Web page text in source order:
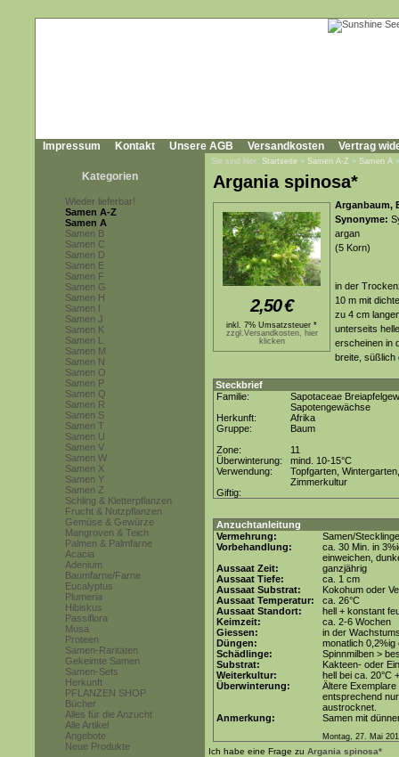
Impressum Kontakt Unsere AGB Versandkosten Vertrag
Kategorien
Wieder lieferbar!
Samen A-Z
Samen A
Samen B
Samen C
Samen D
Samen E
Samen F
Samen G
Samen H
Samen I
Samen J
Samen K
Samen L
Samen M
Samen N
Samen O
Samen P
Samen Q
Samen R
Samen S
Samen T
Samen U
Samen V
Samen W
Samen X
Samen Y
Samen Z
Schling & Kletterpflanzen
Frucht & Nutzpflanzen
Gemüse & Gewürze
Mangroven & Teich
Palmen & Palmfarne
Acacia
Adenium
Baumfarne/Farne
Eucalyptus
Plumeria
Hibiskus
Passiflora
Musa
Proteen
Samen-Raritäten
Gekeimte Samen
Samen-Sets
Herkunft
PFLANZEN SHOP
Bücher
Alles für die Anzucht
Alle Artikel
Angebote
Neue Produkte
Sie sind hier: Startseite » Samen A-Z » Samen A
Argania spinosa*
2,50€
inkl. 7% Umsatzsteuer *
zzgl.Versandkosten, hier
klicken
Arganbaum,
Synonyme:
argan
(5 Korn)
in der
10 m mit
zu 4 cm
unterseits
erscheinen in
breite, süßlich
Steckbrief
Familie:
Sapotaceae
Sapotengewächse
Herkunft:
Afrika
Gruppe:
Baum
Zone:
11
Überwinterung:
mind. 10-15°C
Verwendung:
Topfgarten, Wintergarten,
Zimmerkultur
Giftig:
Anzuchtanleitung
Vermehrung:
Samen/Stecklinge
Vorbehandlung:
ca. 30 Min. in
einweichen,
Aussaat Zeit:
ganzjährig
Aussaat Tiefe:
ca. 1 cm
Aussaat Substrat:
Kokohum oder
Aussaat Temperatur:
ca. 26°C
Aussaat Standort:
hell + konstant
Keimzeit:
ca. 2-6 Wochen
Giessen:
in der
Düngen:
monatlich
Schädlinge:
Spinnmilben >
Substrat:
Kakteen- oder
Weiterkultur:
hell bei ca. 20°C
Überwinterung:
Ältere
entsprechend
austrocknet.
Anmerkung:
Samen mit
Montag, 27. Mai
Ich habe eine Frage zu Argania spinosa*